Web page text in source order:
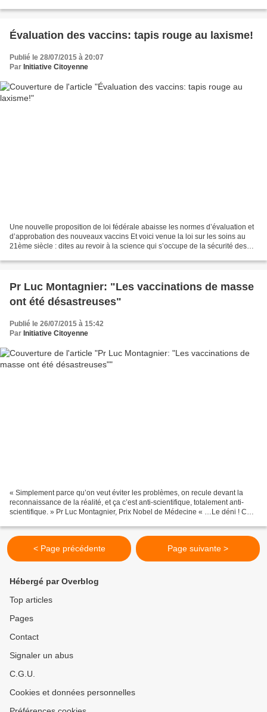
Évaluation des vaccins: tapis rouge au laxisme!
Publié le 28/07/2015 à 20:07
Par Initiative Citoyenne
Une nouvelle proposition de loi fédérale abaisse les normes d’évaluation et
d’approbation des nouveaux vaccins Et voici venue la loi sur les soins au
21ème siècle : dites au revoir à la science qui s’occupe de la sécurité des
Pr Luc Montagnier: "Les vaccinations de masse
ont été désastreuses"
Publié le 26/07/2015 à 15:42
Par Initiative Citoyenne
« Simplement parce qu’on veut éviter les problèmes, on recule devant la
reconnaissance de la réalité, et ça c’est anti-scientifique, totalement anti-
scientifique. » Pr Luc Montagnier, Prix Nobel de Médecine « …Le déni ! Ce
< Page précédente Page suivante >
Hébergé par Overblog
Top articles
Pages
Contact
Signaler un abus
C.G.U.
Cookies et données personnelles